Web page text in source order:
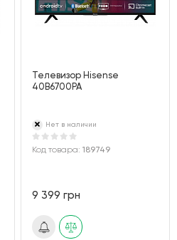
Телевизор Hisense
40B6700PA
Нет в наличии
Код товара:189749
9 399 грн